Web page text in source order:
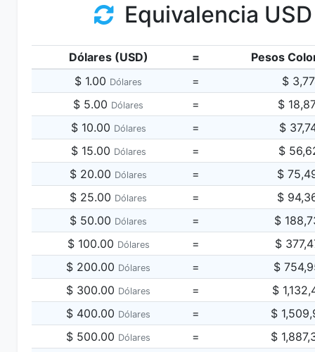
Equivalencia
Dólares (USD) =
Pesos
$ 1.00 Dólares =
$
$ 5.00 Dólares =
$
$ 10.00 Dólares =
$
$ 15.00 Dólares =
$
$ 20.00 Dólares =
$
$ 25.00 Dólares =
$
$ 50.00 Dólares =
$
$ 100.00 Dólares =
$
$ 200.00 Dólares =
$
$ 300.00 Dólares =
$
$ 400.00 Dólares =
$
$ 500.00 Dólares =
$